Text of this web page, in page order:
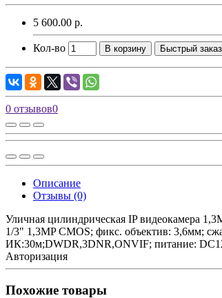
5 600.00 р.
Кол-во В корзину Быстрый заказ
0 отзывов0
Описание
Отзывы (0)
Уличная цилиндрическая IP видеокамера
1/3" 1,3MP CMOS; фикс. объектив: 3,6мм;
ИК:30м;DWDR,3DNR,ONVIF; питание:
Авторизация
Похожие товары